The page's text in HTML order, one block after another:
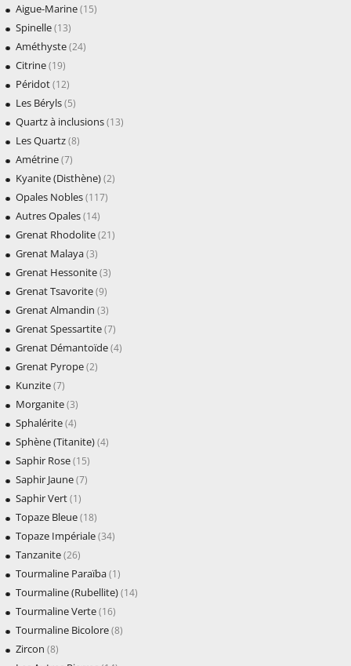
Aigue-Marine(15)
Spinelle(13)
Améthyste(24)
Citrine(19)
Péridot(12)
Les Béryls(5)
Quartz à inclusions(13)
Les Quartz(8)
Amétrine(7)
Kyanite (Disthène)(2)
Opales Nobles(117)
Autres Opales(14)
Grenat Rhodolite(21)
Grenat Malaya(3)
Grenat Hessonite(3)
Grenat Tsavorite(9)
Grenat Almandin (3)
Grenat Spessartite(7)
Grenat Démantoïde(4)
Grenat Pyrope(2)
Kunzite(7)
Morganite(3)
Sphalérite(4)
Sphène (Titanite)(4)
Saphir Rose(15)
Saphir Jaune(7)
Saphir Vert(1)
Topaze Bleue(18)
Topaze Impériale(34)
Tanzanite(26)
Tourmaline Paraïba(1)
Tourmaline (Rubellite)(14)
Tourmaline Verte(16)
Tourmaline Bicolore(8)
Zircon (8)